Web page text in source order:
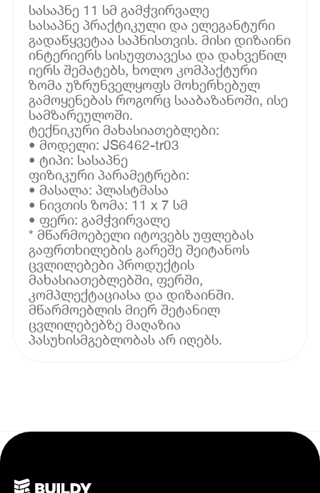
სასაპნე 11 სმ გამჭვირვალე
სასაპნე პრაქტიკული და ელეგანტური
გადაწყვეტაა საპნისთვის. მისი დიზაინი
ინტერიერს სისუფთავესა და დახვეწილ
იერს შემატებს, ხოლო კომპაქტური
ზომა უზრუნველყოფს მოხერხებულ
გამოყენებას როგორც სააბაზანოში, ისე
სამზარეულოში.
ტექნიკური მახასიათებლები:
• მოდელი: JS6462-tr03
• ტიპი: სასაპნე
ფიზიკური პარამეტრები:
• მასალა: პლასტმასა
• ნივთის ზომა: 11 x 7 სმ
• ფერი: გამჭვირვალე
* მწარმოებელი იტოვებს უფლებას
გაფრთხილების გარეშე შეიტანოს
ცვლილებები პროდუქტის
მახასიათებლებში, ფერში,
კომპლექტაციასა და დიზაინში.
მწარმოებლის მიერ შეტანილ
ცვლილებებზე მაღაზია
პასუხისმგებლობას არ იღებს.